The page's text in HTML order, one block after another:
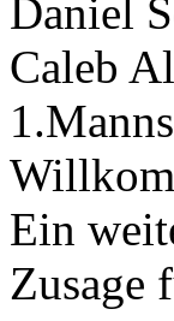
Daniel
Caleb
Ein
Zusage